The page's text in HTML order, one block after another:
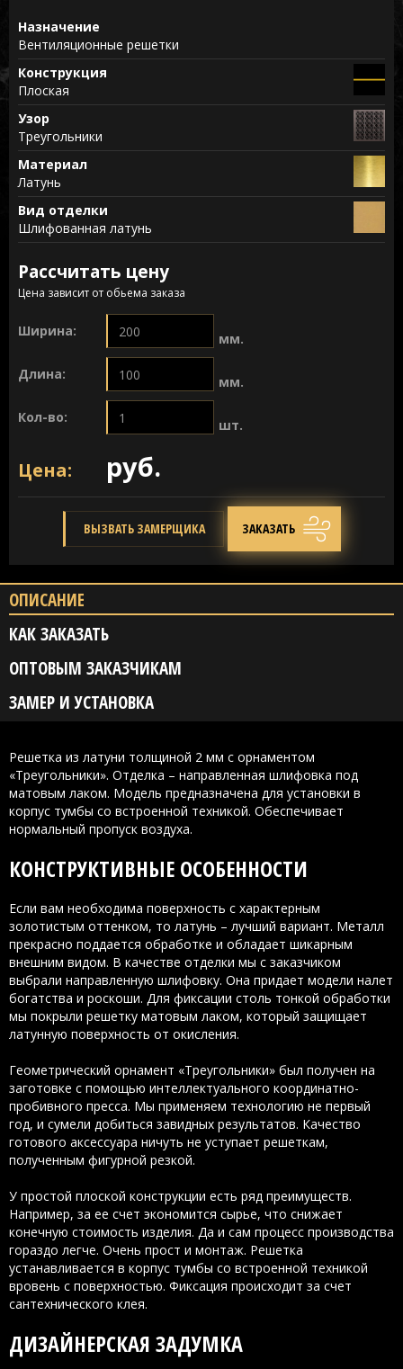
Назначение
Вентиляционные решетки
Конструкция
Плоская
Узор
Треугольники
Материал
Латунь
Вид отделки
Шлифованная латунь
Рассчитать цену
Цена зависит от обьема заказа
Ширина: мм.
Длина: мм.
Кол-во: шт.
Цена: руб.
ВЫЗВАТЬ ЗАМЕРЩИКА ЗАКАЗАТЬ
ОПИСАНИЕ
КАК ЗАКАЗАТЬ
ОПТОВЫМ ЗАКАЗЧИКАМ
ЗАМЕР И УСТАНОВКА
Решетка из латуни толщиной 2 мм с орнаментом
«Треугольники». Отделка – направленная шлифовка под
матовым лаком. Модель предназначена для установки в
корпус тумбы со встроенной техникой. Обеспечивает
нормальный пропуск воздуха.
КОНСТРУКТИВНЫЕ ОСОБЕННОСТИ
Если вам необходима поверхность с характерным
золотистым оттенком, то латунь – лучший вариант. Металл
прекрасно поддается обработке и обладает шикарным
внешним видом. В качестве отделки мы с заказчиком
выбрали направленную шлифовку. Она придает модели налет
богатства и роскоши. Для фиксации столь тонкой обработки
мы покрыли решетку матовым лаком, который защищает
латунную поверхность от окисления.
Геометрический орнамент «Треугольники» был получен на
заготовке с помощью интеллектуального координатно-
пробивного пресса. Мы применяем технологию не первый
год, и сумели добиться завидных результатов. Качество
готового аксессуара ничуть не уступает решеткам,
полученным фигурной резкой.
У простой плоской конструкции есть ряд преимуществ.
Например, за ее счет экономится сырье, что снижает
конечную стоимость изделия. Да и сам процесс производства
гораздо легче. Очень прост и монтаж. Решетка
устанавливается в корпус тумбы со встроенной техникой
вровень с поверхностью. Фиксация происходит за счет
сантехнического клея.
ДИЗАЙНЕРСКАЯ ЗАДУМКА